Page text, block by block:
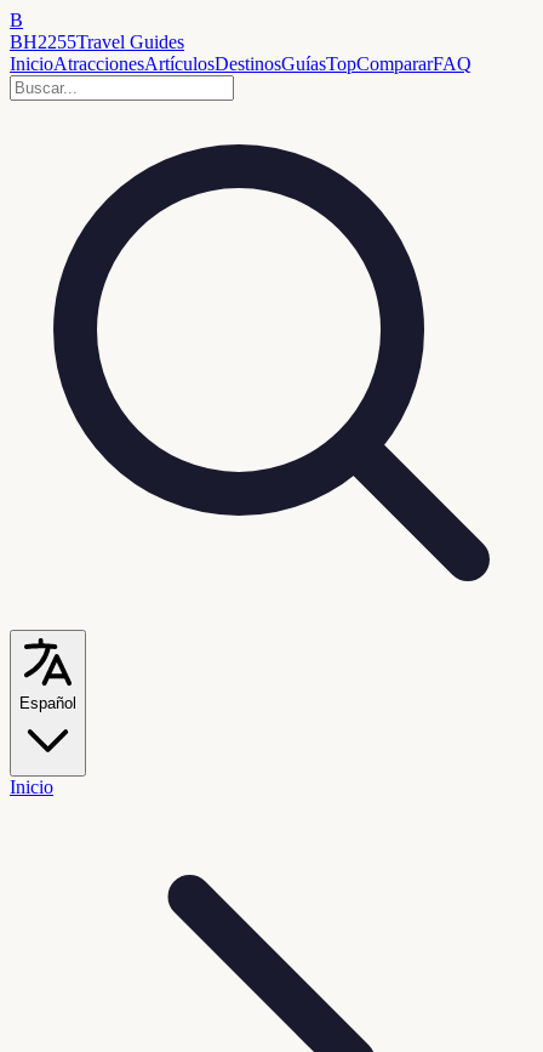
B
BH2255Travel Guides
InicioAtraccionesArtículosDestinosGuíasTopCompararFAQ
Español
Inicio